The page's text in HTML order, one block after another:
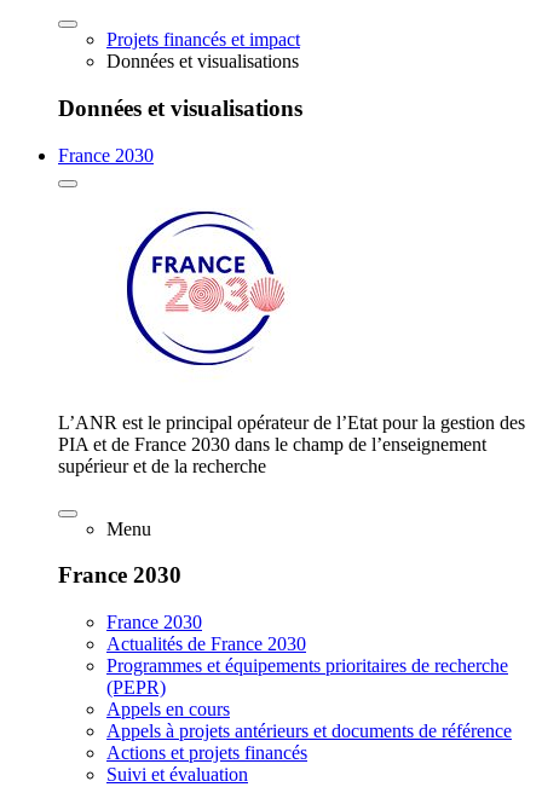
Projets financés et impact
Données et visualisations
Données et visualisations
France 2030
L’ANR est le principal opérateur de l’Etat pour la gestion des
PIA et de France 2030 dans le champ de l’enseignement
supérieur et de la recherche
Menu
France 2030
France 2030
Actualités de France 2030
Programmes et équipements prioritaires de recherche
(PEPR)
Appels en cours
Appels à projets antérieurs et documents de référence
Actions et projets financés
Suivi et évaluation